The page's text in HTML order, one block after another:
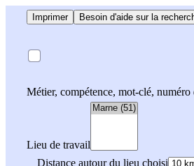
Imprimer Besoin d'aide sur la
Métier, compétence, mot-clé,
Lieu de travail
Distance autour du lieu choisi